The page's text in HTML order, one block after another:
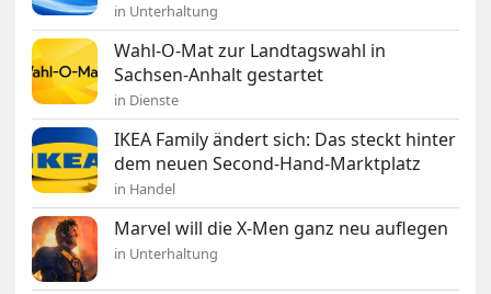
in Unterhaltung
Wahl-O-Mat zur Landtagswahl in
Sachsen-Anhalt gestartet
in Dienste
IKEA Family ändert sich: Das steckt hinter
dem neuen Second-Hand-Marktplatz
in Handel
Marvel will die X-Men ganz neu auflegen
in Unterhaltung